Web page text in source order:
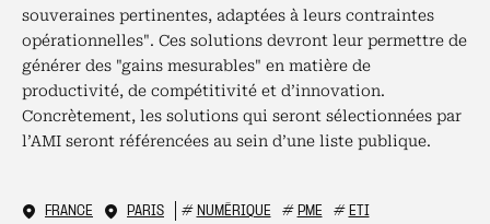
souveraines pertinentes, adaptées à leurs contraintes
opérationnelles". Ces solutions devront leur permettre de
générer des "gains mesurables" en matière de
productivité, de compétitivité et d’innovation.
Concrètement, les solutions qui seront sélectionnées par
l’AMI seront référencées au sein d’une liste publique.
FRANCE PARIS # NUMÉRIQUE # PME # ETI